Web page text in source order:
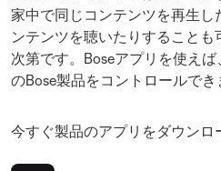
家中で同じコンテンツを再生し
ンテンツを聴いたりすること
次第です。Boseアプリを使え
のBose製品をコントロールでき
今すぐ製品のアプリをダウンロ